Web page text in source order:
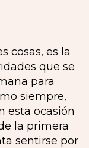
cosas, es la
que se
para
siempre,
esta ocasión
la primera
sentirse por